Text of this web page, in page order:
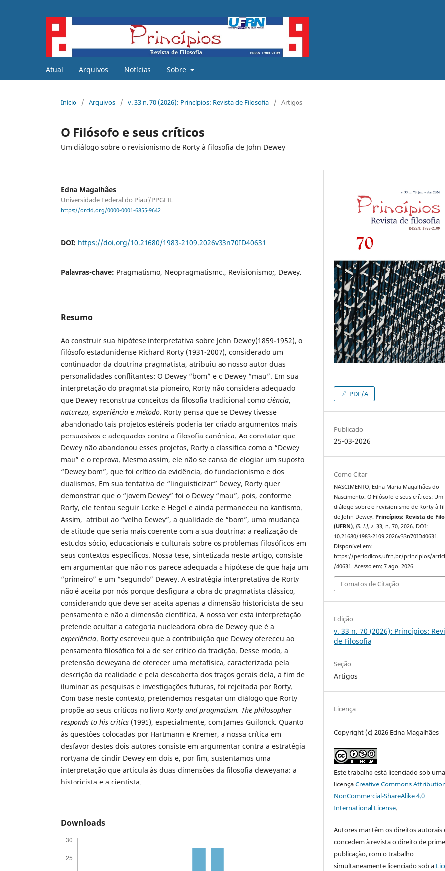
Atual Arquivos Notícias Sobre
Início / Arquivos / v. 33 n. 70 (2026): Princípios: Revista de Filosofia / Artigos
O Filósofo e seus cr´íticos
Um diálogo sobre o revisionismo de Rorty à filosofia de John Dewey
Edna Magalhães
Universidade Federal do Piauí/PPGFIL
https://orcid.org/0000-0001-6855-9642
DOI: https://doi.org/10.21680/1983-2109.2026v33n70ID40631
Palavras-chave: Pragmatismo, Neopragmatismo., Revisionismo;, Dewey.
Resumo
Ao construir sua hipótese interpretativa sobre John Dewey(1859-1952), o
filósofo estadunidense Richard Rorty (1931-2007), considerado um
continuador da doutrina pragmatista, atribuiu ao nosso autor duas
personalidades conflitantes: O Dewey “bom” e o Dewey “mau”. Em sua
interpretação do pragmatista pioneiro, Rorty não considera adequado
que Dewey reconstrua conceitos da filosofia tradicional como ciência,
natureza, experiência e método. Rorty pensa que se Dewey tivesse
abandonado tais projetos estéreis poderia ter criado argumentos mais
persuasivos e adequados contra a filosofia canônica. Ao constatar que
Dewey não abandonou esses projetos, Rorty o classifica como o “Dewey
mau” e o reprova. Mesmo assim, ele não se cansa de elogiar um suposto
“Dewey bom”, que foi crítico da evidência, do fundacionismo e dos
dualismos. Em sua tentativa de “linguisticizar” Dewey, Rorty quer
demonstrar que o “jovem Dewey” foi o Dewey “mau”, pois, conforme
Rorty, ele tentou seguir Locke e Hegel e ainda permaneceu no kantismo.
Assim, atribui ao “velho Dewey”, a qualidade de “bom”, uma mudança
de atitude que seria mais coerente com a sua doutrina: a realização de
estudos sócio, educacionais e culturais sobre os problemas filosóficos em
seus contextos específicos. Nossa tese, sintetizada neste artigo, consiste
em argumentar que não nos parece adequada a hipótese de que haja um
“primeiro” e um “segundo” Dewey. A estratégia interpretativa de Rorty
não é aceita por nós porque desfigura a obra do pragmatista clássico,
considerando que deve ser aceita apenas a dimensão historicista de seu
pensamento e não a dimensão científica. A nosso ver esta interpretação
pretende ocultar a categoria nucleadora obra de Dewey que é a
experiência. Rorty escreveu que a contribuição que Dewey ofereceu ao
pensamento filosófico foi a de ser crítico da tradição. Desse modo, a
pretensão deweyana de oferecer uma metafísica, caracterizada pela
descrição da realidade e pela descoberta dos traços gerais dela, a fim de
iluminar as pesquisas e investigações futuras, foi rejeitada por Rorty.
Com base neste contexto, pretendemos resgatar um diálogo que Rorty
propõe ao seus críticos no livro Rorty and pragmatism. The philosopher
responds to his critics (1995), especialmente, com James Guilonck. Quanto
às questões colocadas por Hartmann e Kremer, a nossa crítica em
desfavor destes dois autores consiste em argumentar contra a estratégia
rortyana de cindir Dewey em dois e, por fim, sustentamos uma
interpretação que articula às duas dimensões da filosofia deweyana: a
historicista e a cientista.
Downloads
PDF/A
Publicado
25-03-2026
Como Citar
NASCIMENTO, Edna Maria Magalhães do
Nascimento. O Filósofo e seus cr´íticos: Um
diálogo sobre o revisionismo de Rorty à
de John Dewey. Princípios: Revista de
(UFRN),[S. l.], v. 33, n. 70, 2026. DOI:
10.21680/1983-2109.2026v33n70ID40631.
Disponível em:
https://periodicos.ufrn.br/principios/
/40631. Acesso em: 7 ago. 2026.
Fomatos de Citação
Edição
v. 33 n. 70 (2026): Princípios:
de Filosofia
Seção
Artigos
Licença
Copyright (c) 2026 Edna Magalhães
Este trabalho está licenciado sob uma
licençaCreative Commons
NonCommercial-ShareAlike 4.0
International License.
Autores mantêm os direitos autorais
concedem à revista o direito de
publicação, com o trabalho
simultaneamente licenciado sob a